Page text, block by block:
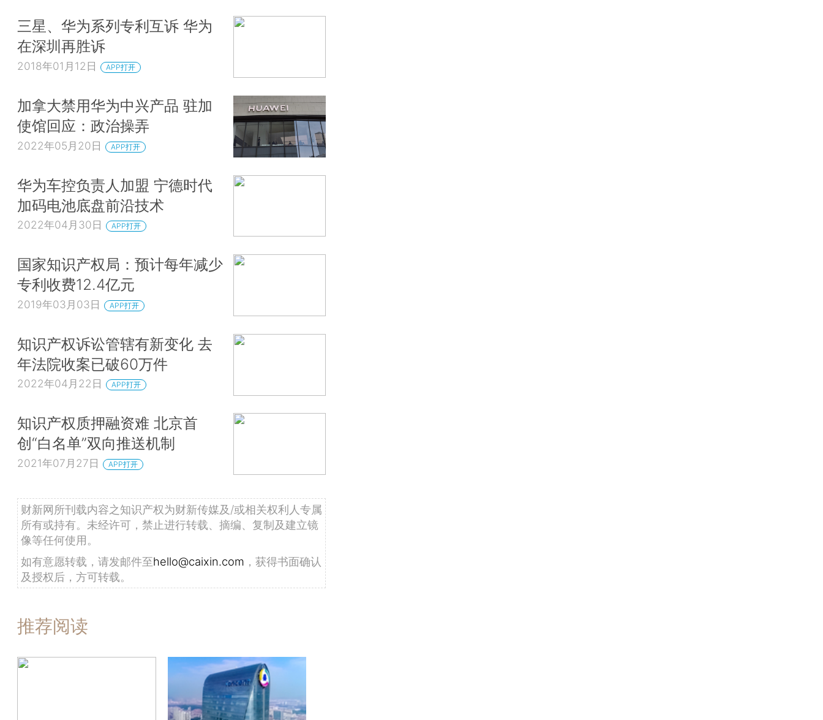
三星、华为系列专利互诉 华为
在深圳再胜诉
2018年01月12日 APP打开
加拿大禁用华为中兴产品 驻加
使馆回应：政治操弄
2022年05月20日 APP打开
华为车控负责人加盟 宁德时代
加码电池底盘前沿技术
2022年04月30日 APP打开
国家知识产权局：预计每年减少
专利收费12.4亿元
2019年03月03日 APP打开
知识产权诉讼管辖有新变化 去
年法院收案已破60万件
2022年04月22日 APP打开
知识产权质押融资难 北京首
创“白名单”双向推送机制
2021年07月27日 APP打开
财新网所刊载内容之知识产权为财新传媒及/或相关权利人专属
所有或持有。未经许可，禁止进行转载、摘编、复制及建立镜
像等任何使用。
如有意愿转载，请发邮件至hello@caixin.com ，获得书面确认
及授权后，方可转载。
推荐阅读